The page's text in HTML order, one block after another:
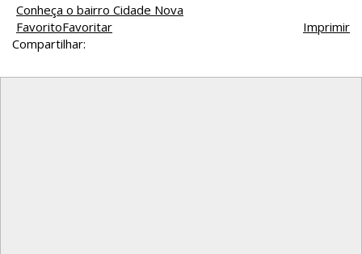
Conheça o bairro Cidade Nova
FavoritoFavoritar
Imprimir
Compartilhar: